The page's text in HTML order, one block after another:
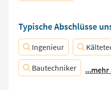
Typische Abschlüsse
Ingenieur
Bautechniker ...mehr